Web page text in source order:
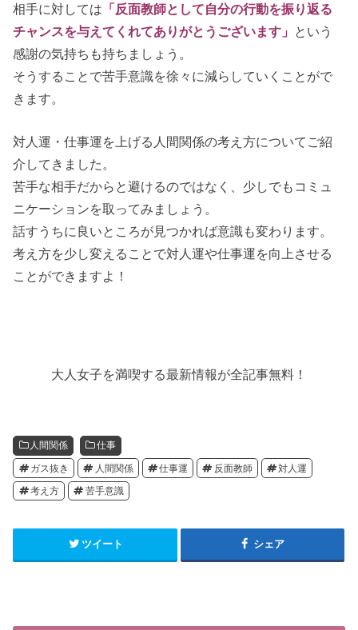
相手に対しては 「反面教師として自分の行動を振り返る
チャンスを与えてくれてありがとうございます」 という
感謝の気持ちも持ちましょう。
そうすることで苦手意識を徐々に減らしていくことがで
きます。
対人運・仕事運を上げる人間関係の考え方についてご紹
介してきました。
苦手な相手だからと避けるのではなく、少しでもコミュ
ニケーションを取ってみましょう。
話すうちに良いところが見つかれば意識も変わります。
考え方を少し変えることで対人運や仕事運を向上させる
ことができますよ！
大人女子を満喫する最新情報が全記事無料！
人間関係 仕事
ガス抜き 人間関係 仕事運 反面教師 対人運
考え方 苦手意識
ツイート シェア